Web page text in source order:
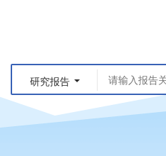
研究报告